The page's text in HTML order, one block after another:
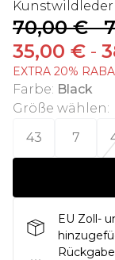
70,00 €-
35,00 € -
EXTRA 20%
Farbe: Black
Größe wählen:
43
7
EU Zoll-